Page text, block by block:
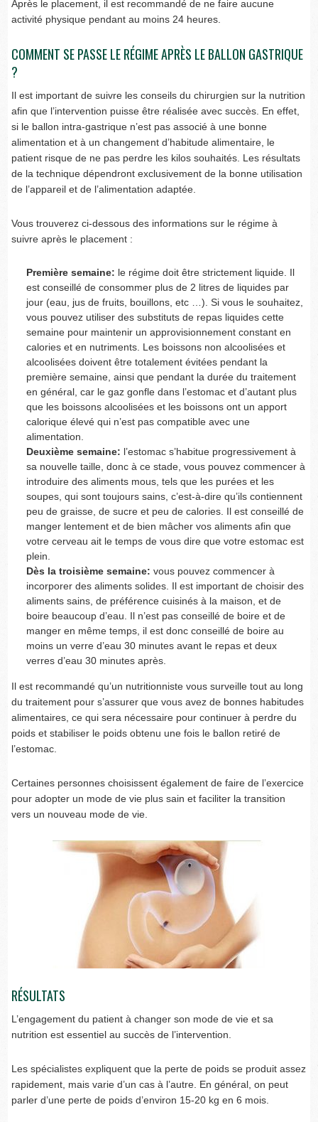
Après le placement, il est recommandé de ne faire aucune
activité physique pendant au moins 24 heures.
COMMENT SE PASSE LE RÉGIME APRÈS LE BALLON GASTRIQUE
?
Il est important de suivre les conseils du chirurgien sur la nutrition
afin que l’intervention puisse être réalisée avec succès. En effet,
si le ballon intra-gastrique n’est pas associé à une bonne
alimentation et à un changement d’habitude alimentaire, le
patient risque de ne pas perdre les kilos souhaités. Les résultats
de la technique dépendront exclusivement de la bonne utilisation
de l’appareil et de l’alimentation adaptée.
Vous trouverez ci-dessous des informations sur le régime à
suivre après le placement :
Première semaine: le régime doit être strictement liquide. Il
est conseillé de consommer plus de 2 litres de liquides par
jour (eau, jus de fruits, bouillons, etc …). Si vous le souhaitez,
vous pouvez utiliser des substituts de repas liquides cette
semaine pour maintenir un approvisionnement constant en
calories et en nutriments. Les boissons non alcoolisées et
alcoolisées doivent être totalement évitées pendant la
première semaine, ainsi que pendant la durée du traitement
en général, car le gaz gonfle dans l’estomac et d’autant plus
que les boissons alcoolisées et les boissons ont un apport
calorique élevé qui n’est pas compatible avec une
alimentation.
Deuxième semaine: l’estomac s’habitue progressivement à
sa nouvelle taille, donc à ce stade, vous pouvez commencer à
introduire des aliments mous, tels que les purées et les
soupes, qui sont toujours sains, c’est-à-dire qu’ils contiennent
peu de graisse, de sucre et peu de calories. Il est conseillé de
manger lentement et de bien mâcher vos aliments afin que
votre cerveau ait le temps de vous dire que votre estomac est
plein.
Dès la troisième semaine: vous pouvez commencer à
incorporer des aliments solides. Il est important de choisir des
aliments sains, de préférence cuisinés à la maison, et de
boire beaucoup d’eau. Il n’est pas conseillé de boire et de
manger en même temps, il est donc conseillé de boire au
moins un verre d’eau 30 minutes avant le repas et deux
verres d’eau 30 minutes après.
Il est recommandé qu’un nutritionniste vous surveille tout au long
du traitement pour s’assurer que vous avez de bonnes habitudes
alimentaires, ce qui sera nécessaire pour continuer à perdre du
poids et stabiliser le poids obtenu une fois le ballon retiré de
l’estomac.
Certaines personnes choisissent également de faire de l’exercice
pour adopter un mode de vie plus sain et faciliter la transition
vers un nouveau mode de vie.
RÉSULTATS
L’engagement du patient à changer son mode de vie et sa
nutrition est essentiel au succès de l’intervention.
Les spécialistes expliquent que la perte de poids se produit assez
rapidement, mais varie d’un cas à l’autre. En général, on peut
parler d’une perte de poids d’environ 15-20 kg en 6 mois.